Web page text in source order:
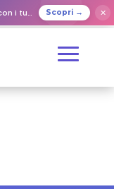
cari Scopri → ✕